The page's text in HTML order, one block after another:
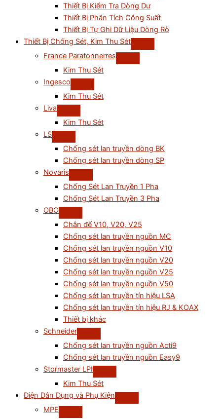
Thiết Bị Kiểm Tra Dòng Dư
Thiết Bị Phân Tích Công Suất
Thiết Bị Tự Ghi Dữ Liệu Dòng Rò
Thiết Bị Chống Sét, Kim Thu Sét
France Paratonnerres
Kim Thu Sét
Ingesco
Kim Thu Sét
Liva
Kim Thu Sét
LS
Chống sét lan truyền dòng BK
Chống sét lan truyền dòng SP
Novaris
Chống Sét Lan Truyền 1 Pha
Chống Sét Lan Truyền 3 Pha
OBO
Chân đế V10, V20, V25
Chống sét lan truyền nguồn MC
Chống sét lan truyền nguồn V10
Chống sét lan truyền nguồn V20
Chống sét lan truyền nguồn V25
Chống sét lan truyền nguồn V50
Chống sét lan truyền tín hiệu LSA
Chống sét lan truyền tín hiệu RJ & KOAX
Thiết bị khác
Schneider
Chống sét lan truyền nguồn Acti9
Chống sét lan truyền nguồn Easy9
Stormaster LPI
Kim Thu Sét
Điện Dân Dụng và Phụ Kiện
MPE